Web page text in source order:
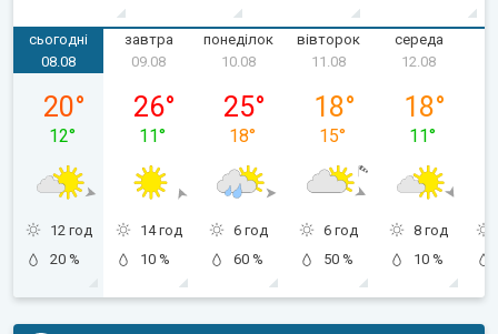
сьогодні
субота, 08.08
08.08
20°
12°
12 год
20 %
завтра
09.08
26°
11°
14 год
10 %
понеділок
10.08
25°
18°
6 год
60 %
вівторок
11.08
18°
15°
6 год
50 %
середа
12.08
18°
11°
8 год
10 %